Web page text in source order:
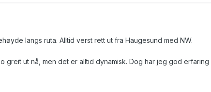
langs ruta. Alltid verst rett ut fra Haugesund med NW.
greit ut nå, men det er alltid dynamisk. Dog har jeg god erfaring